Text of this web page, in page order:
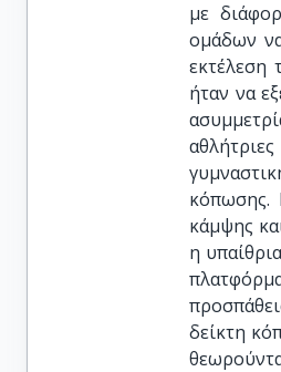
με
ομάδων
εκτέλεση
ήταν να
κόπωσης.
κάμψης
η
δείκτη